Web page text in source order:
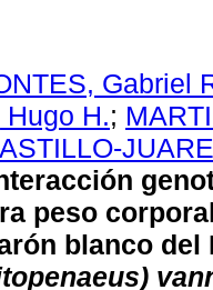
Gabriel
Hugo H.;
peso
blanco del